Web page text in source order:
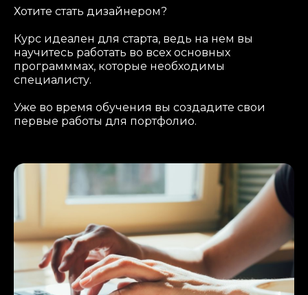
Хотите стать дизайнером?
Курс идеален для старта, ведь на нем вы
научитесь работать во всех основных
программмах, которые необходимы
специалисту.
Уже во время обучения вы создадите свои
первые работы для портфолио.